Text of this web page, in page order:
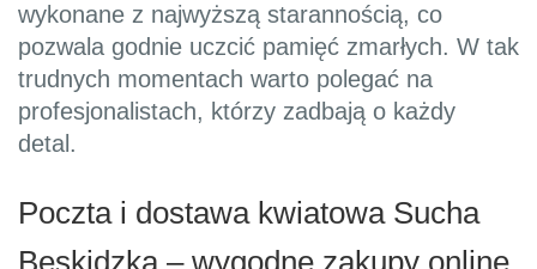
wykonane z najwyższą starannością, co
pozwala godnie uczcić pamięć zmarłych. W tak
trudnych momentach warto polegać na
profesjonalistach, którzy zadbają o każdy
detal.
Poczta i dostawa kwiatowa Sucha
Beskidzka – wygodne zakupy online